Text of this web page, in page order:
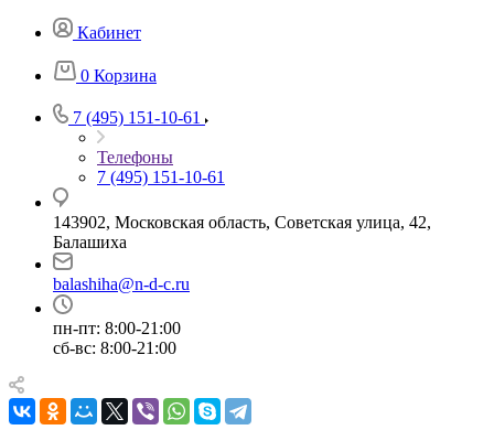
Кабинет
0 Корзина
7 (495) 151-10-61
Телефоны
7 (495) 151-10-61
143902, Московская область, Советская улица, 42,
Балашиха
balashiha@n-d-c.ru
пн-пт: 8:00-21:00
сб-вс: 8:00-21:00